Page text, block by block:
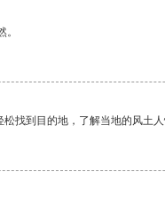
找到目的地，了解当地的风土